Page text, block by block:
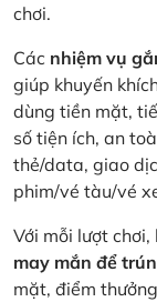
chơi.
Các nhiệm vụ
giúp khuyến
dùng tiền mặt,
số tiện ích, an
thẻ/data, giao
phim/vé tàu/vé
Với mỗi lượt
may mắn để
mặt, điểm